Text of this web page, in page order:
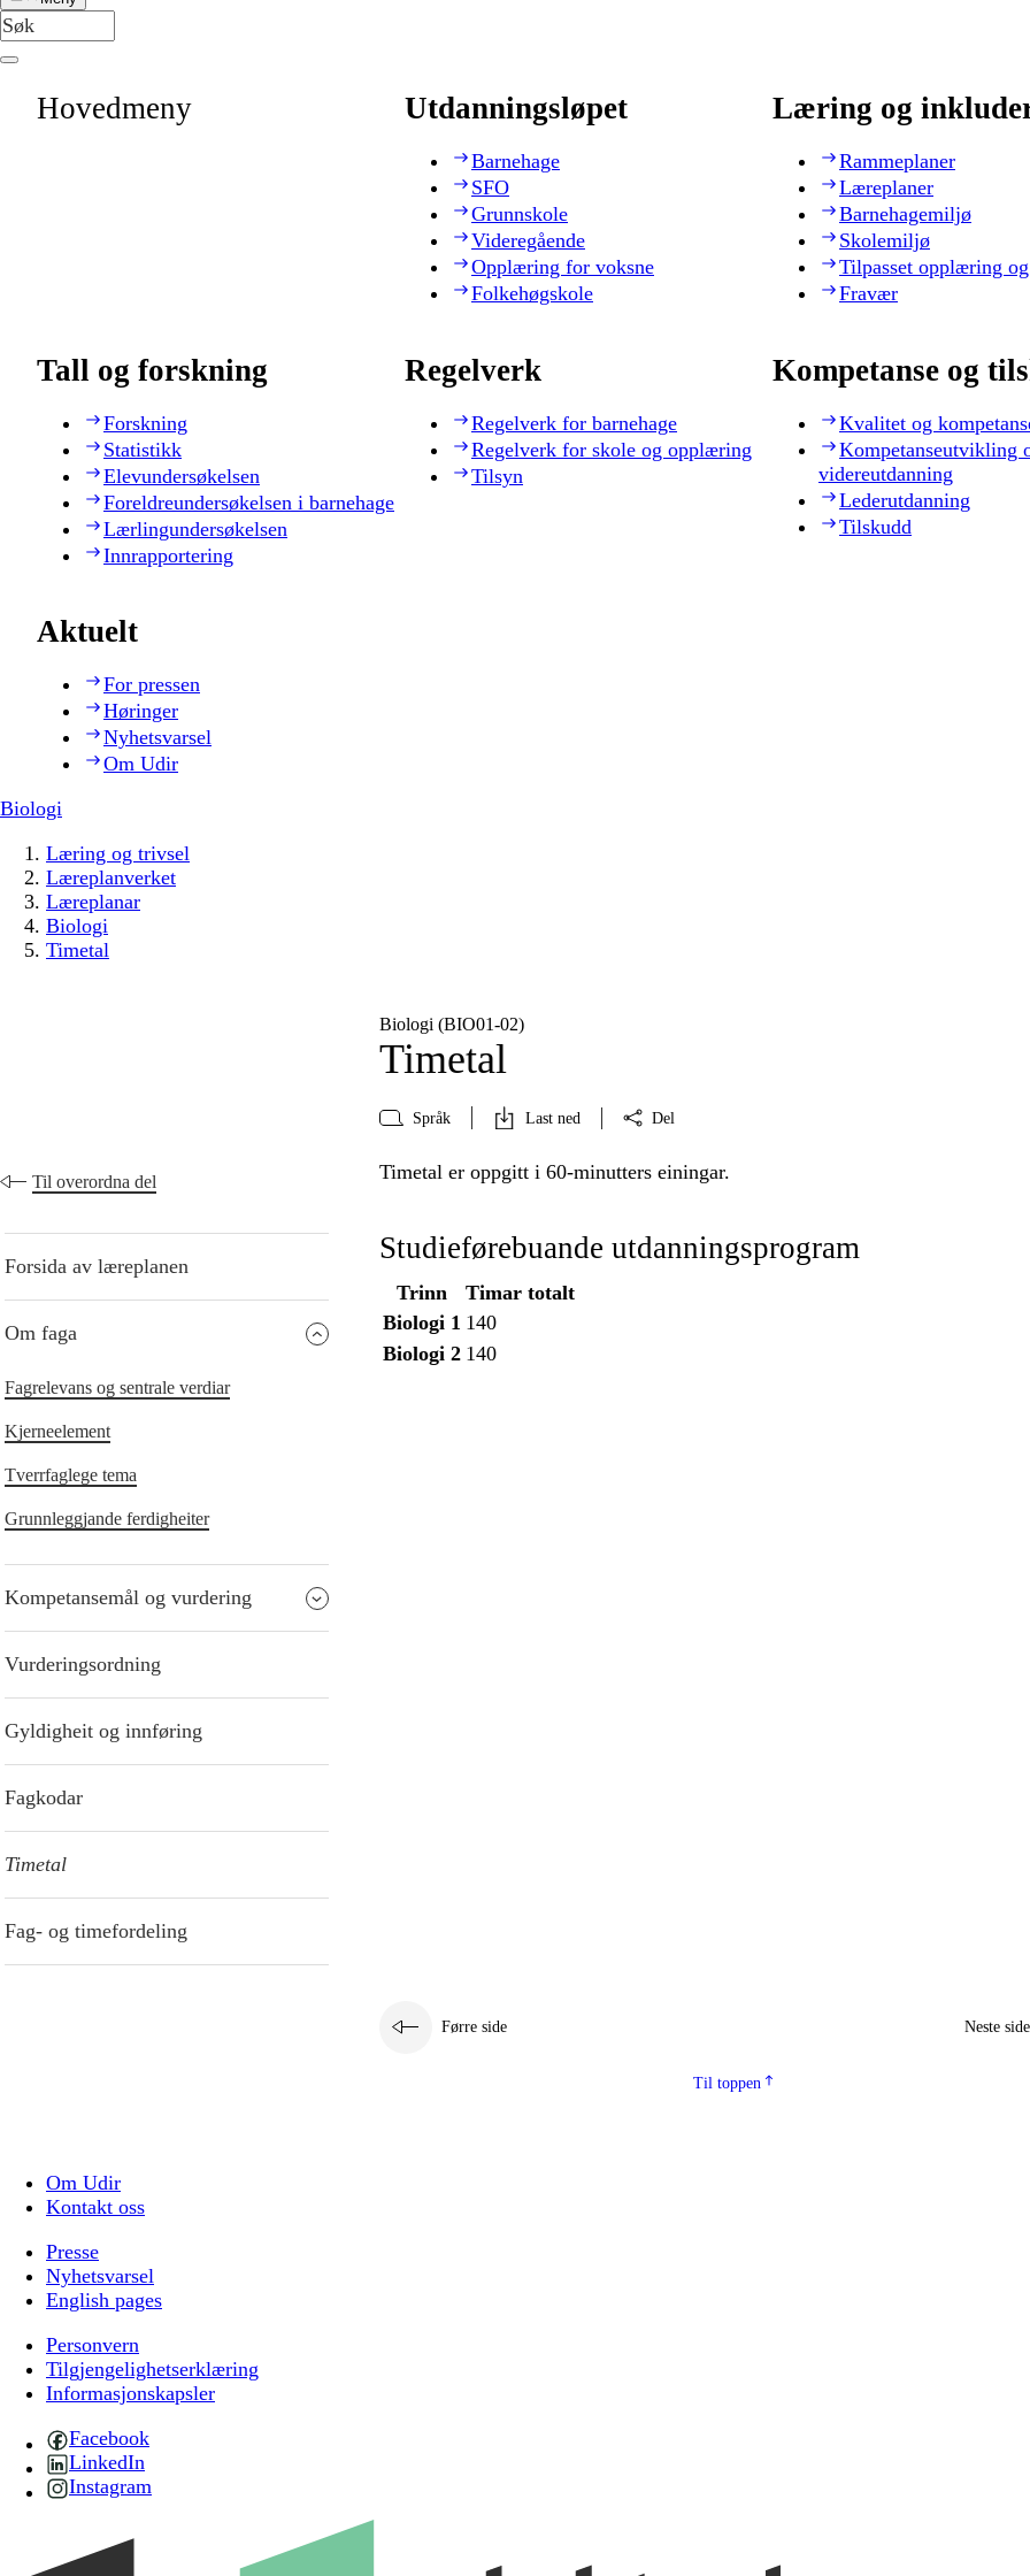
Hovedmeny Utdanningsløpet
Barnehage
SFO
Grunnskole
Videregående
Opplæring for voksne
Folkehøgskole
Læring og
Rammeplaner
Læreplaner
Barnehagemiljø
Skolemiljø
Tilpasset opplæring
Fravær
Tall og forskning
Forskning
Statistikk
Elevundersøkelsen
Foreldreundersøkelsen i barnehage
Lærlingundersøkelsen
Innrapportering
Regelverk
Regelverk for barnehage
Regelverk for skole og opplæring
Tilsyn
Kompetanse og
Kvalitet og
Kompetanseutvikling
videreutdanning
Lederutdanning
Tilskudd
Aktuelt
For pressen
Høringer
Nyhetsvarsel
Om Udir
Biologi
Læring og trivsel
Læreplanverket
Læreplanar
Biologi
Timetal
Biologi (BIO01‑02)
Timetal
Språk Last ned Del
Til overordna del
Forsida av læreplanen
Om faga
Fagrelevans og sentrale verdiar
Kjerneelement
Tverrfaglege tema
Grunnleggjande ferdigheiter
Kompetansemål og vurdering
Vurderingsordning
Gyldigheit og innføring
Fagkodar
Timetal
Fag- og timefordeling
Timetal er oppgitt i 60-minutters einingar.
Studieførebuande utdanningsprogram
Trinn
Timar totalt
Biologi 1 140
Biologi 2 140
Førre side Neste side
Til toppen
Om Udir
Kontakt oss
Presse
Nyhetsvarsel
English pages
Personvern
Tilgjengelighetserklæring
Informasjonskapsler
Facebook
LinkedIn
Instagram